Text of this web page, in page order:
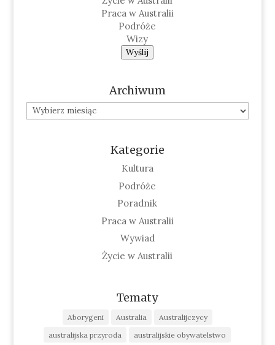
Praca w Australii
Podróże
Wizy
Wyślij
Archiwum
Archiwum
Kategorie
Kultura
Podróże
Poradnik
Praca w Australii
Wywiad
Życie w Australii
Tematy
Aborygeni Australia
Australijczycy
australijska przyroda
australijskie obywatelstwo